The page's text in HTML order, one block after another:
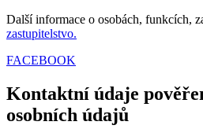
Další informace o osobách, funkcích,
zastupitelstvo.
FACEBOOK
Kontaktní údaje
osobních údajů